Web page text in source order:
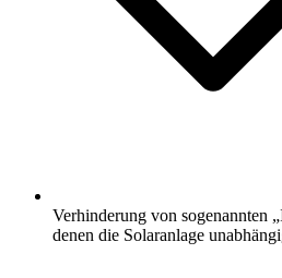
Verhinderung von sogenannten
denen die Solaranlage